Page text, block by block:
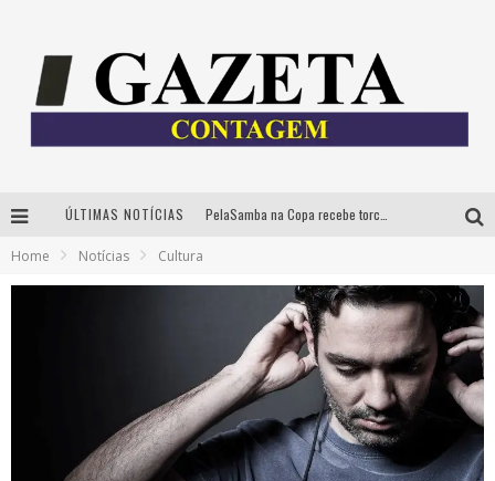
ÚLTIMAS NOTÍCIAS
Cineclube Comum apresenta obras de Kenneth Anger e Lucrecia Martel em nova sessão de “Visões Táteis”
Espetáculo “Allan Kardec – Um Olhar para a Eternidade” desembarca em BH na próxima semana
Home Notícias Cultura